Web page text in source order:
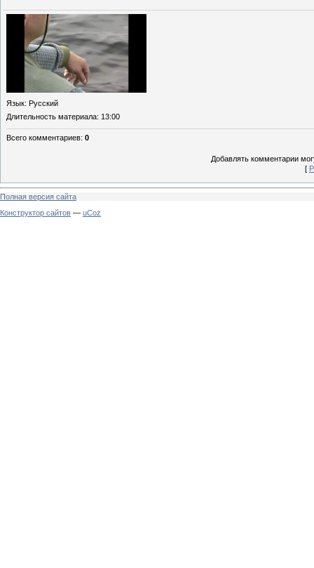
Язык: Русский
Длительность материала: 13:00
Всего комментариев: 0
Добавлять комментарии
[
Полная версия сайта
Конструктор сайтов — uCoz